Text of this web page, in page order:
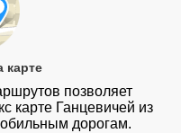
карте
позволяет
карте Ганцевичей из
дорогам.